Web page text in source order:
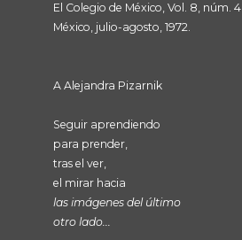
El Colegio de México, Vol. 8, núm.
México, julio-agosto, 1972.
A Alejandra Pizarnik
Seguir aprendiendo
para prender,
tras el ver,
el mirar hacia
las imágenes del último
otro lado...